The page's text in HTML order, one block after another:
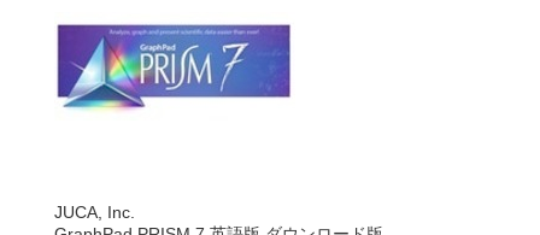
JUCA, Inc.